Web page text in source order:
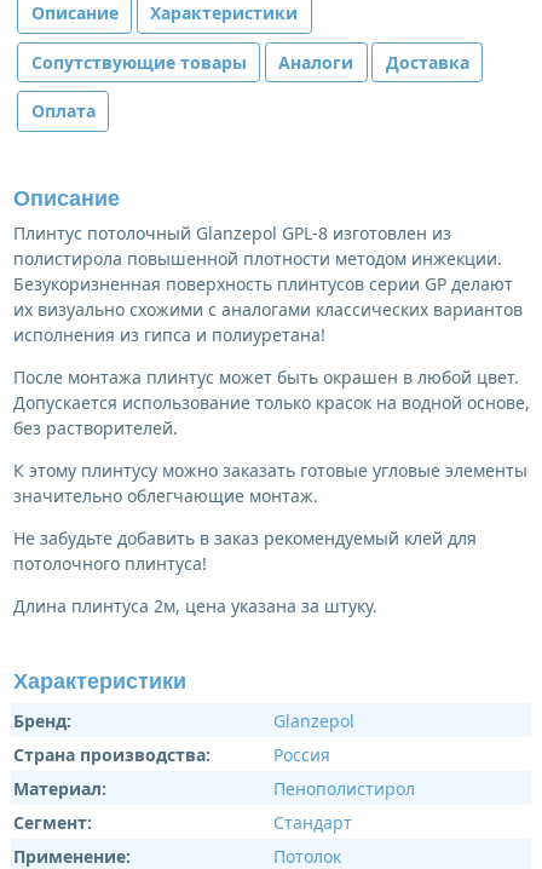
Описание Характеристики
Сопутствующие товары Аналоги Доставка
Оплата
Описание
Плинтус потолочный Glanzepol GPL-8 изготовлен из
полистирола повышенной плотности методом инжекции.
Безукоризненная поверхность плинтусов серии GP делают
их визуально схожими с аналогами классических вариантов
исполнения из гипса и полиуретана!
После монтажа плинтус может быть окрашен в любой цвет.
Допускается использование только красок на водной основе,
без растворителей.
К этому плинтусу можно заказать готовые угловые элементы
значительно облегчающие монтаж.
Не забудьте добавить в заказ рекомендуемый клей для
потолочного плинтуса!
Длина плинтуса 2м, цена указана за штуку.
Характеристики
Бренд:
Glanzepol
Страна производства:
Россия
Материал:
Пенополистирол
Сегмент:
Стандарт
Применение:
Потолок